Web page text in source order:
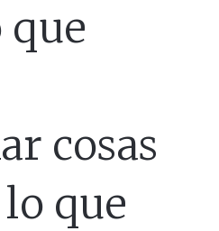
que
cosas
que